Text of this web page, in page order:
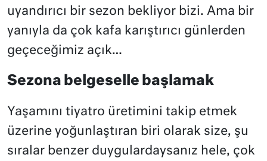
uyandırıcı bir sezon bekliyor bizi. Ama bir
yanıyla da çok kafa karıştırıcı günlerden
geçeceğimiz açık…
Sezona belgeselle başlamak
Yaşamını tiyatro üretimini takip etmek
üzerine yoğunlaştıran biri olarak size, şu
sıralar benzer duygulardaysanız hele, çok